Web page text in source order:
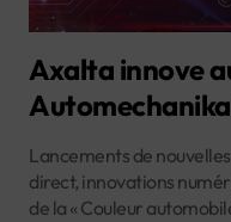
Axalta innove
Lancements de
direct, innovations
de la « Couleur